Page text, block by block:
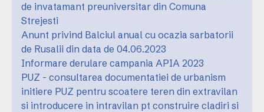
de invatamant preuniversitar din Comuna
Strejesti
Anunt privind Balciul anual cu ocazia sarbatorii
de Rusalii din data de 04.06.2023
Informare derulare campania APIA 2023
PUZ - consultarea documentatiei de urbanism
initiere PUZ pentru scoatere teren din extravilan
si introducere in intravilan pt construire cladiri si